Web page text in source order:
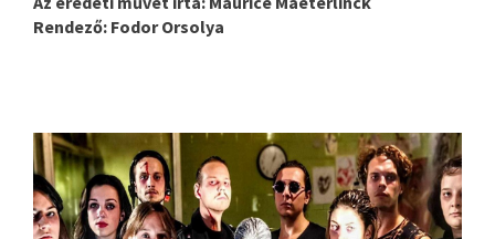
Rendező: Fodor Orsolya